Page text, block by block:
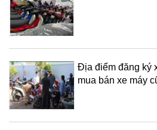
Địa điểm đăng ký
mua bán xe máy